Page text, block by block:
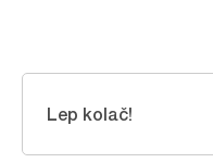
Lep kolač!